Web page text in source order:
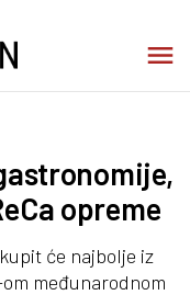
opreme
će najbolje iz
međunarodnom